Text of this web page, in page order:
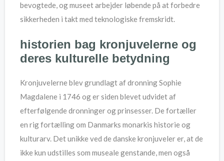
bevogtede, og museet arbejder løbende på at forbedre
sikkerheden i takt med teknologiske fremskridt.
historien bag kronjuvelerne og
deres kulturelle betydning
Kronjuvelerne blev grundlagt af dronning Sophie
Magdalene i 1746 og er siden blevet udvidet af
efterfølgende dronninger og prinsesser. De fortæller
en rig fortælling om Danmarks monarkis historie og
kulturarv. Det unikke ved de danske kronjuveler er, at de
ikke kun udstilles som museale genstande, men også